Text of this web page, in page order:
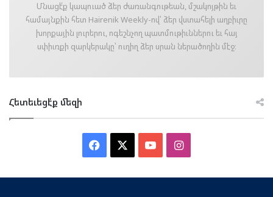
Մնացէ՛ք կապուած ձեր ժառանգութեան, մշակոյթին եւ
համայնքին հետ Hairenik Weekly-ով՝ ձեր վստահելի աղբիւրը
խորքային լուրերու, ոգեշնչող պատմութիւններու եւ հայ
սփիւռքի զարկերակը՝ ուղիղ ձեր սրան ներածողին մէջ։
Հետեւեցէ՛ք մեզի
Facebook YouTubeInstagram